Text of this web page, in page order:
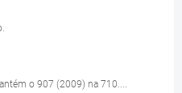
o 907 (2009) na 710....